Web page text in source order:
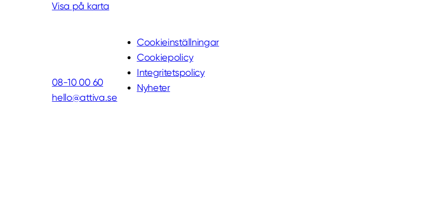
Visa på karta
08-10 00 60
hello@attiva.se
Cookieinställningar
Cookiepolicy
Integritetspolicy
Nyheter